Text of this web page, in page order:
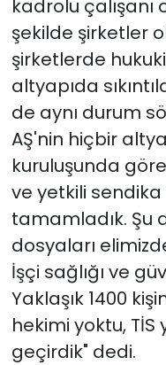
kadrolu çalışanı
şekilde şirketler
şirketlerde
altyapıda
de aynı durum
AŞ'nin hiçbir
kuruluşunda
ve yetkili
tamamladık. Şu
dosyaları
İşçi sağlığı ve
Yaklaşık 1400
hekimi yoktu,
geçirdik" dedi.